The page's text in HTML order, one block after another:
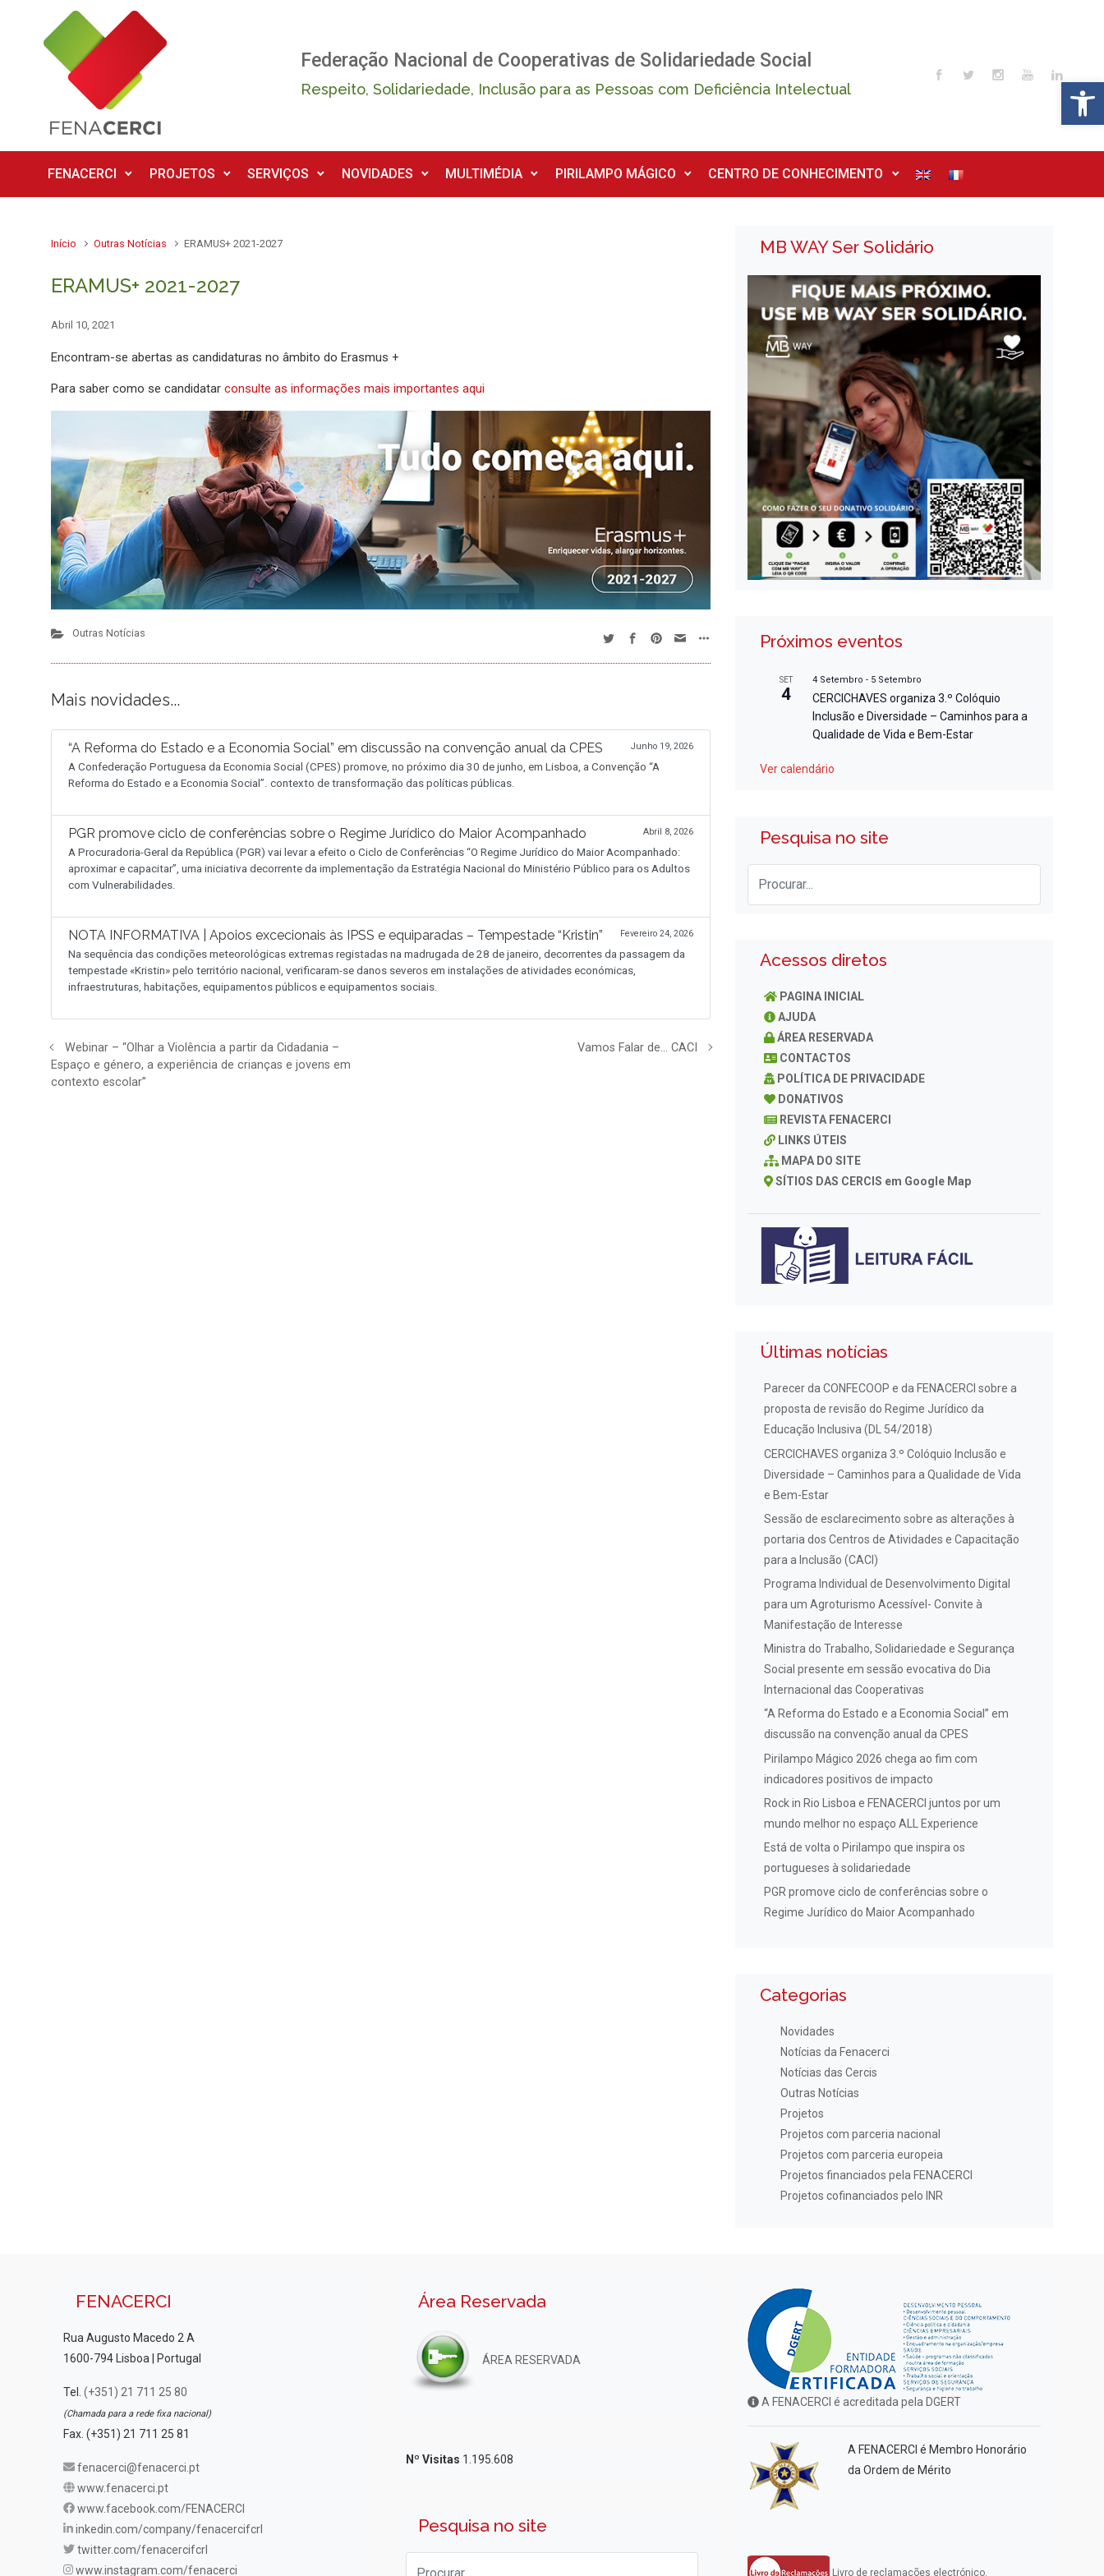
Skip to main content
Federação Nacional de Cooperativas de Solidariedade Social
Respeito, Solidariedade, Inclusão para as Pessoas com Deficiência Intelectual
FENACERCI PROJETOS SERVIÇOS NOVIDADES MULTIMÉDIA PIRILAMPO MÁGICO CENTRO DE CONHECIMENTO
Início Outras Notícias ERAMUS+ 2021-2027
ERAMUS+ 2021-2027
Abril 10, 2021
Encontram-se abertas as candidaturas no âmbito do Erasmus +
Para saber como se candidatar consulte as informações mais importantes aqui
Outras Notícias
Mais novidades...
“A Reforma do Estado e a Economia Social” em discussão na convenção anual da CPES Junho 19, 2026
A Confederação Portuguesa da Economia Social (CPES) promove, no próximo dia 30 de junho, em Lisboa, a Convenção “A
Reforma do Estado e a Economia Social”. contexto de transformação das políticas públicas.
PGR promove ciclo de conferências sobre o Regime Jurídico do Maior Acompanhado Abril 8, 2026
A Procuradoria-Geral da República (PGR) vai levar a efeito o Ciclo de Conferências “O Regime Jurídico do Maior Acompanhado:
aproximar e capacitar”, uma iniciativa decorrente da implementação da Estratégia Nacional do Ministério Público para os Adultos
com Vulnerabilidades.
NOTA INFORMATIVA | Apoios excecionais às IPSS e equiparadas – Tempestade “Kristin” Fevereiro 24, 2026
Na sequência das condições meteorológicas extremas registadas na madrugada de 28 de janeiro, decorrentes da passagem da
tempestade «Kristin» pelo território nacional, verificaram-se danos severos em instalações de atividades económicas,
infraestruturas, habitações, equipamentos públicos e equipamentos sociais.
Webinar – “Olhar a Violência a partir da Cidadania –
Espaço e género, a experiência de crianças e jovens em
contexto escolar”
Vamos Falar de… CACI
MB WAY Ser Solidário
Próximos eventos
SET
4
4 Setembro - 5 Setembro
CERCICHAVES organiza 3.º Colóquio
Inclusão e Diversidade – Caminhos para a
Qualidade de Vida e Bem-Estar
Ver calendário
Pesquisa no site
Acessos diretos
PAGINA INICIAL
AJUDA
ÁREA RESERVADA
CONTACTOS
POLÍTICA DE PRIVACIDADE
DONATIVOS
REVISTA FENACERCI
LINKS ÚTEIS
MAPA DO SITE
SÍTIOS DAS CERCIS em Google Map
Últimas notícias
Parecer da CONFECOOP e da FENACERCI sobre a
proposta de revisão do Regime Jurídico da
Educação Inclusiva (DL 54/2018)
CERCICHAVES organiza 3.º Colóquio Inclusão e
Diversidade – Caminhos para a Qualidade de Vida
e Bem-Estar
Sessão de esclarecimento sobre as alterações à
portaria dos Centros de Atividades e Capacitação
para a Inclusão (CACI)
Programa Individual de Desenvolvimento Digital
para um Agroturismo Acessível- Convite à
Manifestação de Interesse
Ministra do Trabalho, Solidariedade e Segurança
Social presente em sessão evocativa do Dia
Internacional das Cooperativas
“A Reforma do Estado e a Economia Social” em
discussão na convenção anual da CPES
Pirilampo Mágico 2026 chega ao fim com
indicadores positivos de impacto
Rock in Rio Lisboa e FENACERCI juntos por um
mundo melhor no espaço ALL Experience
Está de volta o Pirilampo que inspira os
portugueses à solidariedade
PGR promove ciclo de conferências sobre o
Regime Jurídico do Maior Acompanhado
Categorias
Novidades
Notícias da Fenacerci
Notícias das Cercis
Outras Notícias
Projetos
Projetos com parceria nacional
Projetos com parceria europeia
Projetos financiados pela FENACERCI
Projetos cofinanciados pelo INR
FENACERCI
Rua Augusto Macedo 2 A
1600-794 Lisboa | Portugal
Tel. (+351) 21 711 25 80
(Chamada para a rede fixa nacional)
Fax. (+351) 21 711 25 81
fenacerci@fenacerci.pt
www.fenacerci.pt
www.facebook.com/FENACERCI
inkedin.com/company/fenacercifcrl
twitter.com/fenacercifcrl
www.instagram.com/fenacerci
Área Reservada
ÁREA RESERVADA
Nº Visitas 1.195.608
Pesquisa no site
A FENACERCI é acreditada pela DGERT
A FENACERCI é Membro Honorário
da Ordem de Mérito
Livro de reclamações electrónico.